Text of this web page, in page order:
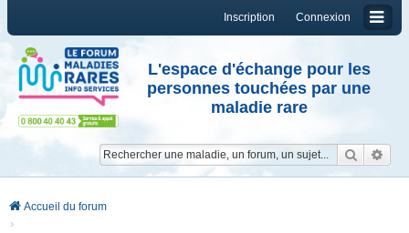
Connexion
Inscription
L'espace d'échange pour les
personnes touchées par une
maladie rare
Accueil du forum